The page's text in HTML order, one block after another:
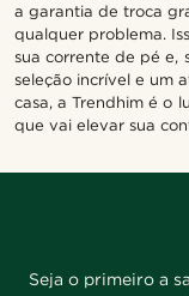
a garantia de troca
qualquer problema.
sua corrente de pé e,
seleção incrível e um
casa, a Trendhim é o
que vai elevar sua
Seja o primeiro a